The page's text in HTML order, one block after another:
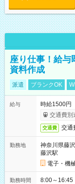
座り仕事！給与
資料作成
派遣 ブランクOK
給与
時給1500円
交通費別
交通費 交通
勤務地
神奈川県藤
藤沢駅
電子・機
勤務時間